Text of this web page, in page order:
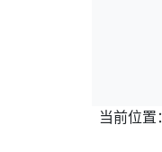
当前位置：